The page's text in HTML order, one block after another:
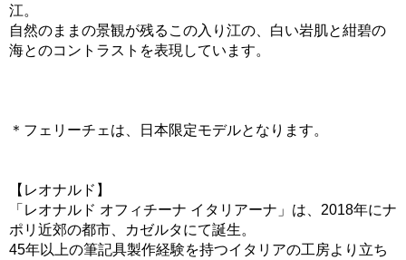
江。
自然のままの景観が残るこの入り江の、白い岩肌と紺碧の
海とのコントラストを表現しています。
＊フェリーチェは、日本限定モデルとなります。
【レオナルド】
「レオナルド オフィチーナ イタリアーナ」は、2018年にナ
ポリ近郊の都市、カゼルタにて誕生。
45年以上の筆記具製作経験を持つイタリアの工房より立ち